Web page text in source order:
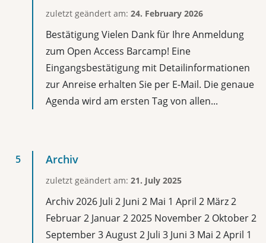
zuletzt geändert am: 24. February 2026
Bestätigung Vielen Dank für Ihre Anmeldung
zum Open Access Barcamp! Eine
Eingangsbestätigung mit Detailinformationen
zur Anreise erhalten Sie per E-Mail. Die genaue
Agenda wird am ersten Tag von allen...
Archiv
zuletzt geändert am: 21. July 2025
Archiv 2026 Juli 2 Juni 2 Mai 1 April 2 März 2
Februar 2 Januar 2 2025 November 2 Oktober 2
September 3 August 2 Juli 3 Juni 3 Mai 2 April 1